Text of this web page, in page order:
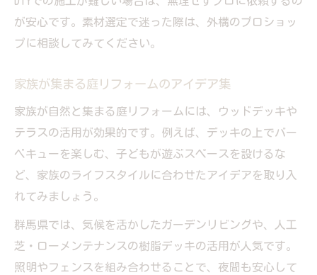
が安心です。素材選定で迷った際は、外構のプロショッ
プに相談してみてください。
家族が集まる庭リフォームのアイデア集
家族が自然と集まる庭リフォームには、ウッドデッキや
テラスの活用が効果的です。例えば、デッキの上でバー
ベキューを楽しむ、子どもが遊ぶスペースを設けるな
ど、家族のライフスタイルに合わせたアイデアを取り入
れてみましょう。
群馬県では、気候を活かしたガーデンリビングや、人工
芝・ローメンテナンスの樹脂デッキの活用が人気です。
照明やフェンスを組み合わせることで、夜間も安心して